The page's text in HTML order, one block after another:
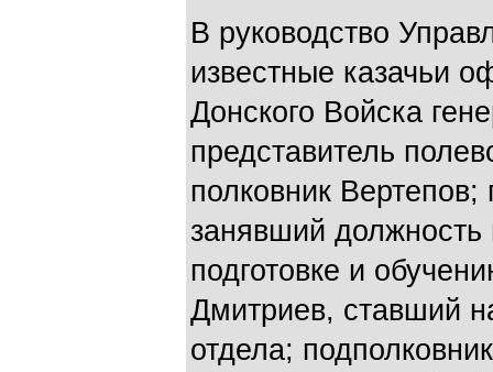
В руководство
известные казачьи
Донского Войска
представитель
полковник
занявший должность
подготовке и
Дмитриев, ставший
отдела;